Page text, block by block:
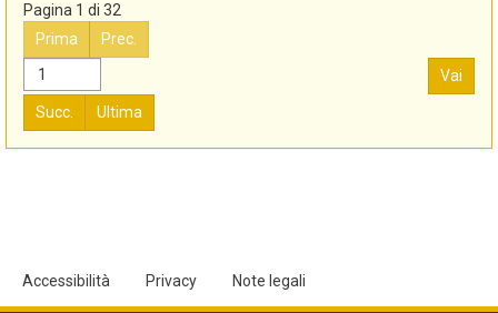
Pagina 1 di 32
Prima
Prec.
Vai
Succ. Ultima
Accessibilità Privacy Note legali